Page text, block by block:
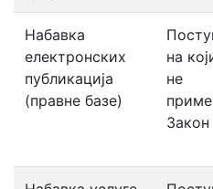
Набавка
електронских
публикација
(правне базе)
на
не
Закон